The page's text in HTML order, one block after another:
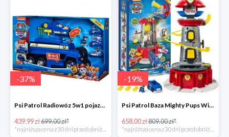
-37%
Psi Patrol Radiowóz 5w1 pojazd ratunkowy z figurką Chase'a -37%
439.99 zł699.00 zł*
-19%
Psi Patrol Baza Mighty Pups Wieża obserwacyjna+pojazd z figurką -19%
658.00 zł809.00 zł*